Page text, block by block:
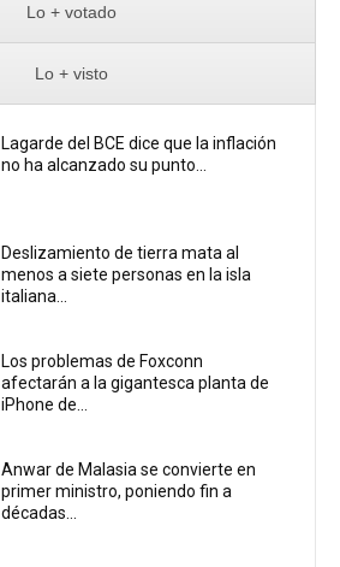
Lo + votado
Lo + visto
Lagarde del BCE dice que la inflación
no ha alcanzado su punto...
Deslizamiento de tierra mata al
menos a siete personas en la isla
italiana...
Los problemas de Foxconn
afectarán a la gigantesca planta de
iPhone de...
Anwar de Malasia se convierte en
primer ministro, poniendo fin a
décadas...